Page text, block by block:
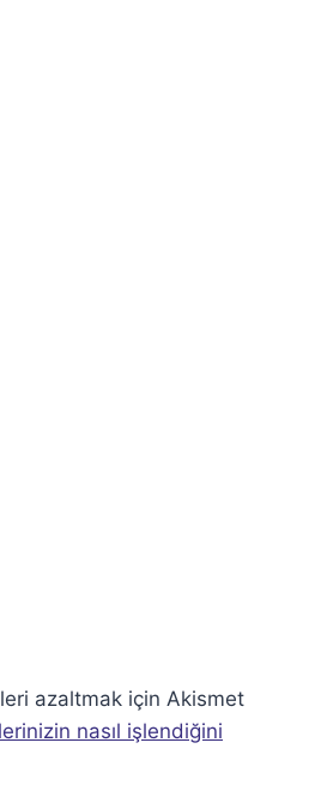
azaltmak için Akismet
nasıl işlendiğini